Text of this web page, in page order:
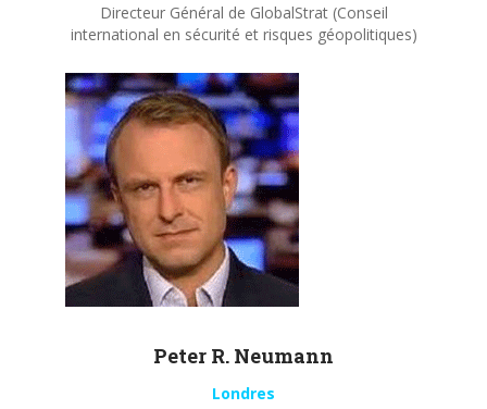
Directeur Général de GlobalStrat (Conseil
international en sécurité et risques géopolitiques)
Peter R. Neumann
Londres